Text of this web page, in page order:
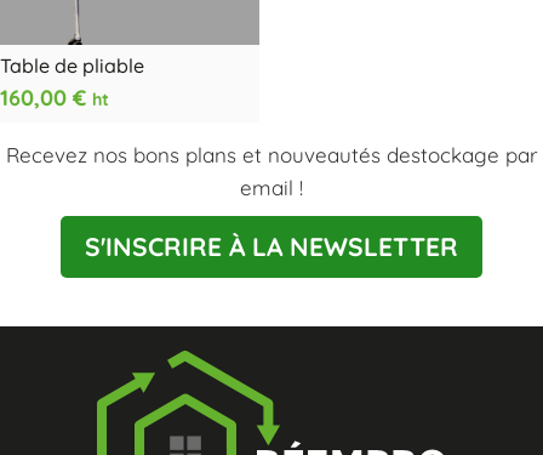
Table de pliable
160,00 € ht
Recevez nos bons plans et nouveautés destockage par
email !
S'INSCRIRE À LA NEWSLETTER